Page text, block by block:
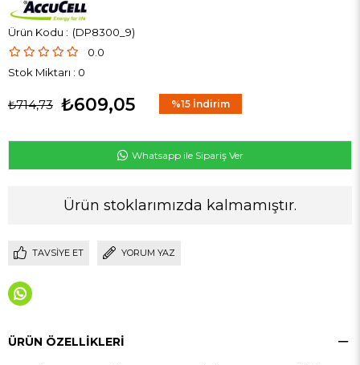
(DP8300_9)
0.0
Stok Miktarı : 0
₺714,73 ₺609,05 %15 İndirim
Whatsapp ile Sipariş Ver
Ürün stoklarımızda kalmamıştır.
TAVSIYE ET YORUM YAZ
ÜRÜN ÖZELLIKLERI